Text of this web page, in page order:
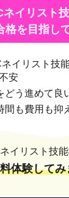
ネイリスト
格を目指し
イリスト技
安
どう進めて良
間も費用も抑
イリスト技
体験して